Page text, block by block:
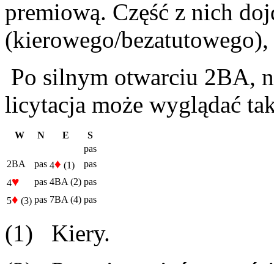
premiową. Część z nich
(kierowego/
Po silnym otwarciu 2BA,
licytacja może wyglądać
W N E
S
pas
2BA
pas 4♦ (1)
pas
4♥ pas 4BA (2) pas
5♦ (3) pas 7BA (4) pas
(1) Kiery.